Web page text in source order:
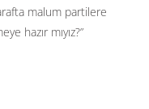
malum partilere
hazır mıyız?”